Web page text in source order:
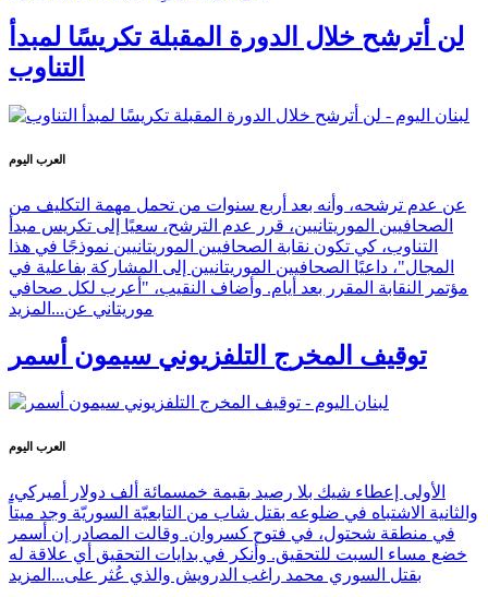
لن أترشح خلال الدورة المقبلة تكريسًا لمبدأ
التناوب
العرب اليوم
عن عدم ترشحه، وأنه بعد أربع سنوات من تحمل مهمة التكليف من
الصحافيين الموريتانيين، قرر عدم الترشح، سعيًا إلى تكريس مبدأ
التناوب، كي تكون نقابة الصحافيين الموريتانيين نموذجًا في هذا
المجال"، داعيًا الصحافيين الموريتانيين إلى المشاركة بفاعلية في
مؤتمر النقابة المقرر بعد أيام. وأضاف النقيب، "أعرب لكل صحافي
موريتاني عن... المزيد
توقيف المخرج التلفزيوني سيمون أسمر
العرب اليوم
الأولى إعطاء شيك بلا رصيد بقيمة خمسمائة ألف دولار أميركي،
والثانية الاشتباه في ضلوعه بقتل شاب من التابعيّة السوريّة وجد ميتاً
في منطقة شحتول، في فتوح كسروان. وقالت المصادر إن أسمر
خضع مساء السبت للتحقيق. وأنكر في بدايات التحقيق أي علاقة له
بقتل السوري محمد راغب الدرويش والذي عُثر على... المزيد